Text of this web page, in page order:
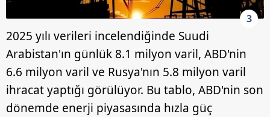
3
2025 yılı verileri incelendiğinde Suudi
Arabistan'ın günlük 8.1 milyon varil, ABD'nin
6.6 milyon varil ve Rusya'nın 5.8 milyon varil
ihracat yaptığı görülüyor. Bu tablo, ABD'nin son
dönemde enerji piyasasında hızla güç